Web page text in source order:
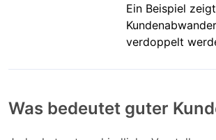
Ein Beispiel
verdoppelt
Was bedeutet guter